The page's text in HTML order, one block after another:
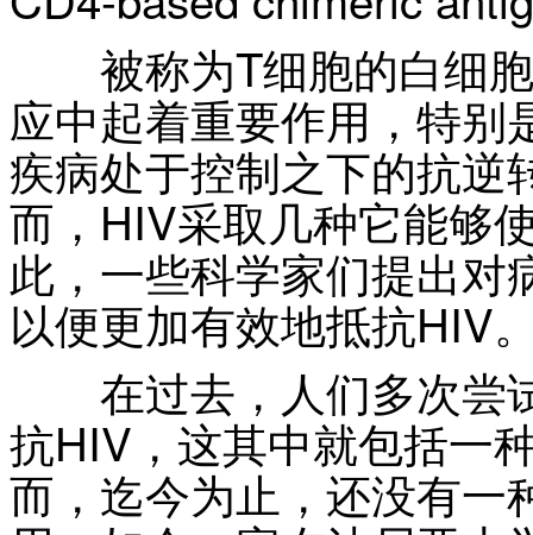
被称为T细胞的白细胞
应中起着重要作用，特别
疾病处于控制之下的抗逆
而，HIV采取几种它能够
此，一些科学家们提出对
以便更加有效地抵抗HIV
在过去，人们多次尝
抗HIV，这其中就包括一
而，迄今为止，还没有一